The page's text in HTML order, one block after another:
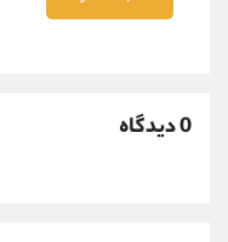
0 دیدگاه